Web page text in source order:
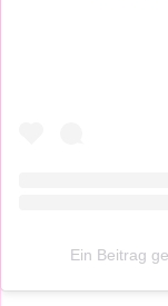
Ein Beitrag